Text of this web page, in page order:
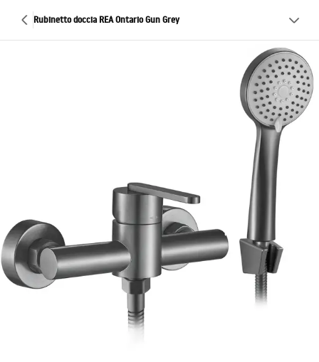
Rubinetto doccia REA Ontario Gun Grey